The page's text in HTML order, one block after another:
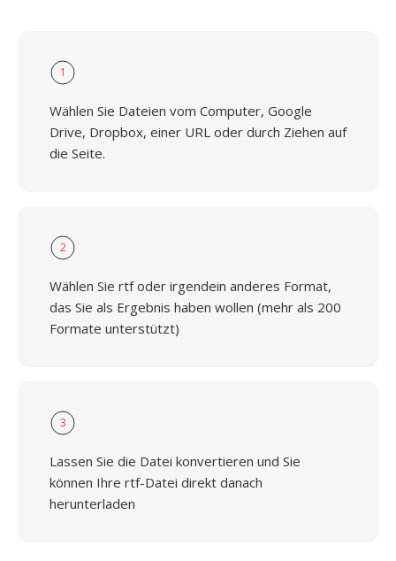
1
Wählen Sie Dateien vom Computer, Google
Drive, Dropbox, einer URL oder durch Ziehen auf
die Seite.
2
Wählen Sie rtf oder irgendein anderes Format,
das Sie als Ergebnis haben wollen (mehr als 200
Formate unterstützt)
3
Lassen Sie die Datei konvertieren und Sie
können Ihre rtf-Datei direkt danach
herunterladen